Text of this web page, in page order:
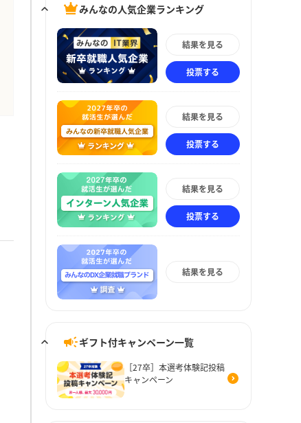
みんなの人気企業ランキング
結果を見る
投票する
結果を見る
投票する
結果を見る
投票する
結果を見る
ギフト付キャンペーン一覧
［27卒］本選考体験記投稿
キャンペーン